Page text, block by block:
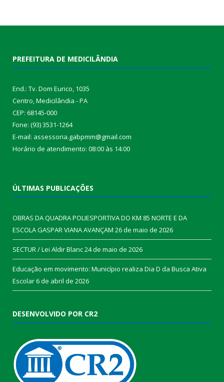
PREFEITURA DE MEDICILÂNDIA
End.: Tv. Dom Eurico, 1035
Centro, Medicilândia - PA
CEP: 68145-000
Fone: (93) 3531-1264
E-mail: assessoria.gabpmm@gmail.com
Horário de atendimento: 08:00 às 14:00
ÚLTIMAS PUBLICAÇÕES
OBRAS DA QUADRA POLIESPORTIVA DO KM 85 NORTE E DA
ESCOLA GASPAR VIANA AVANÇAM 26 de maio de 2026
SECTUR / Lei Aldir Blanc24 de maio de 2026
Educação em movimento: Município realiza Dia D da Busca Ativa
Escolar6 de abril de 2026
DESENVOLVIDO POR CR2